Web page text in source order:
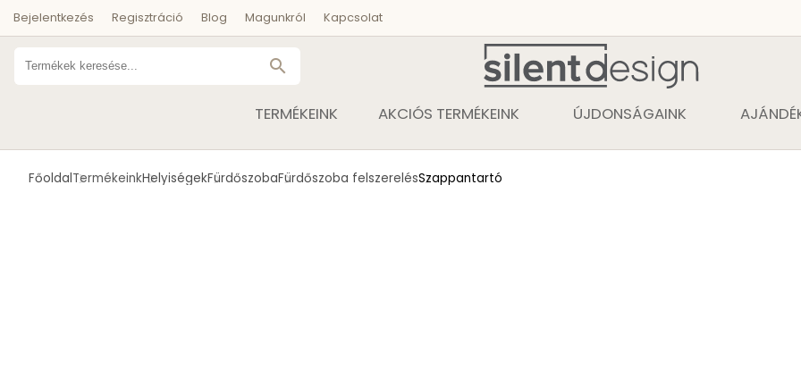
Bejelentkezés Regisztráció Blog Magunkról Kapcsolat
search
TERMÉKEINK AKCIÓS TERMÉKEINK ÚJDONSÁGAINK
FőoldalTermékeinkHelyiségekFürdőszobaFürdőszoba felszerelésSzappantartó